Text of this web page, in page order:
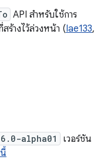
API สำหรับใช้การ
ร้างไว้ล่วงหน้า (Iae133,
alpha01
เวอร์ชัน